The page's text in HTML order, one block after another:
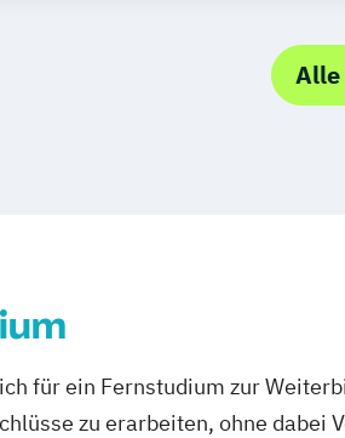
Alle
für ein Fernstudium zur
zu erarbeiten, ohne dabei